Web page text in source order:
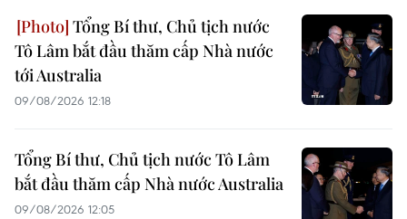
Tổng Bí thư, Chủ tịch nước
Tô Lâm bắt đầu thăm cấp Nhà nước
tới Australia
09/08/2026 12:18
Tổng Bí thư, Chủ tịch nước Tô Lâm
bắt đầu thăm cấp Nhà nước Australia
09/08/2026 12:05